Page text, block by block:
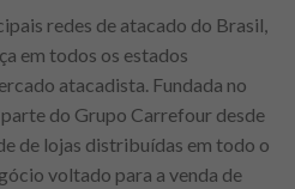
redes de atacado do Brasil,
em todos os estados
atacadista. Fundada no
do Grupo Carrefour desde
de lojas distribuídas em todo o
voltado para a venda de